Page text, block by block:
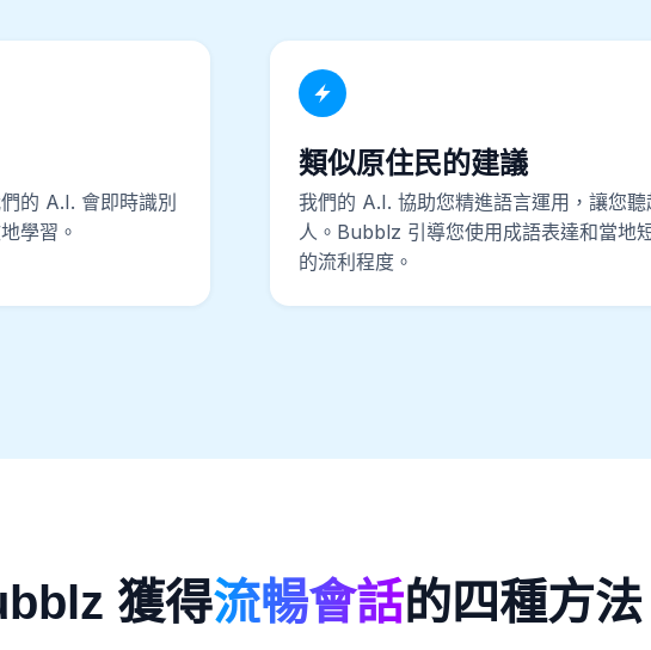
的 A.I. 會即時識別
學習。
類似原住民的建議
我們的 A.I. 協助您精進語言運用，讓您
人。Bubblz 引導您使用成語表達和當地
的流利程度。
獲得流暢會話的四種方法